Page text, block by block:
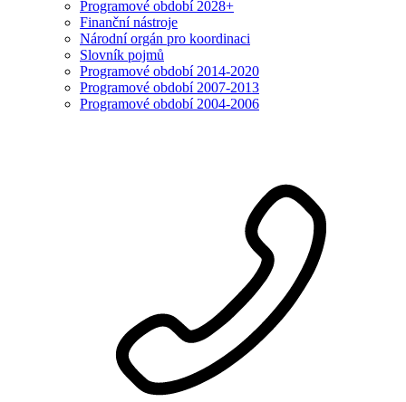
Programové období 2028+
Finanční nástroje
Národní orgán pro koordinaci
Slovník pojmů
Programové období 2014-2020
Programové období 2007-2013
Programové období 2004-2006